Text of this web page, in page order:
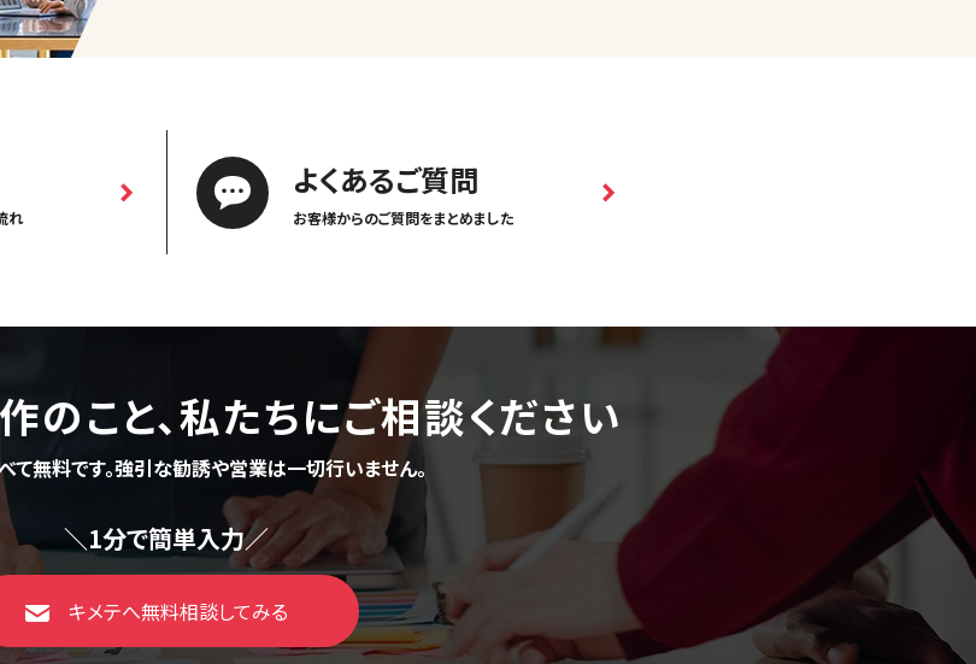
れ
よくあるご質問
お客様からのご質問をまとめました
のこと、私たちにご相談ください
て無料です。強引な勧誘や営業は一切行いません。
＼1分で簡単入力／
キメテへ無料相談してみる